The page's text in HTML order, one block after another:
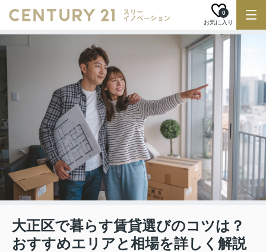
お気に入り
0
大正区で暮らす賃貸選びのコツは？
おすすめエリアと相場を詳しく解説